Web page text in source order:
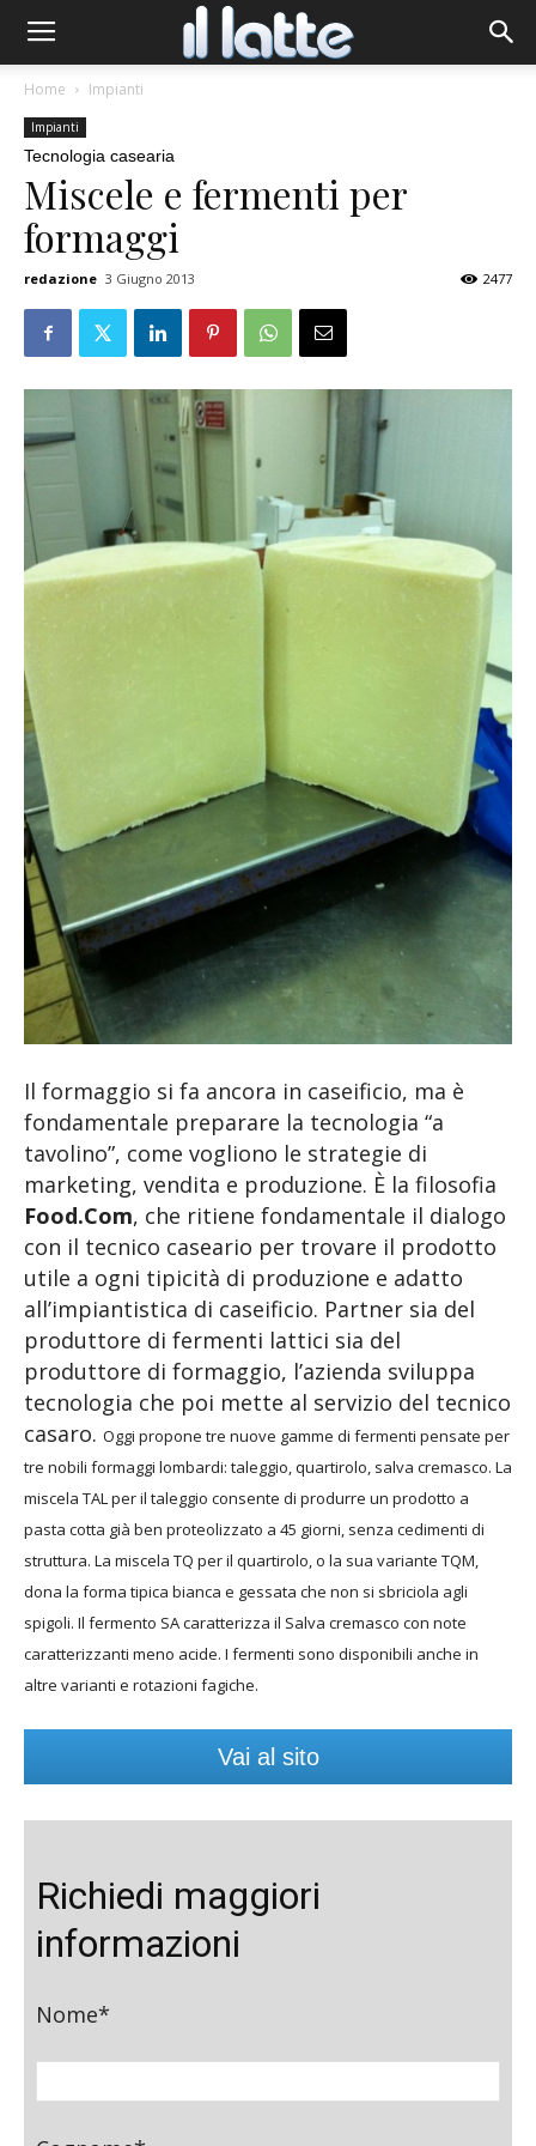
Home Impianti
Impianti
Tecnologia casearia
Miscele e fermenti per
formaggi
redazione 3 Giugno 2013 2477
Il formaggio si fa ancora in caseificio, ma è
fondamentale preparare la tecnologia “a
tavolino”, come vogliono le strategie di
marketing, vendita e produzione. È la filosofia
Food.Com, che ritiene fondamentale il dialogo
con il tecnico caseario per trovare il prodotto
utile a ogni tipicità di produzione e adatto
all’impiantistica di caseificio. Partner sia del
produttore di fermenti lattici sia del
produttore di formaggio, l’azienda sviluppa
tecnologia che poi mette al servizio del tecnico
casaro. Oggi propone tre nuove gamme di fermenti pensate per
tre nobili formaggi lombardi: taleggio, quartirolo, salva cremasco. La
miscela TAL per il taleggio consente di produrre un prodotto a
pasta cotta già ben proteolizzato a 45 giorni, senza cedimenti di
struttura. La miscela TQ per il quartirolo, o la sua variante TQM,
dona la forma tipica bianca e gessata che non si sbriciola agli
spigoli. Il fermento SA caratterizza il Salva cremasco con note
caratterizzanti meno acide. I fermenti sono disponibili anche in
altre varianti e rotazioni fagiche.
Vai al sito
Richiedi maggiori
informazioni
Nome*